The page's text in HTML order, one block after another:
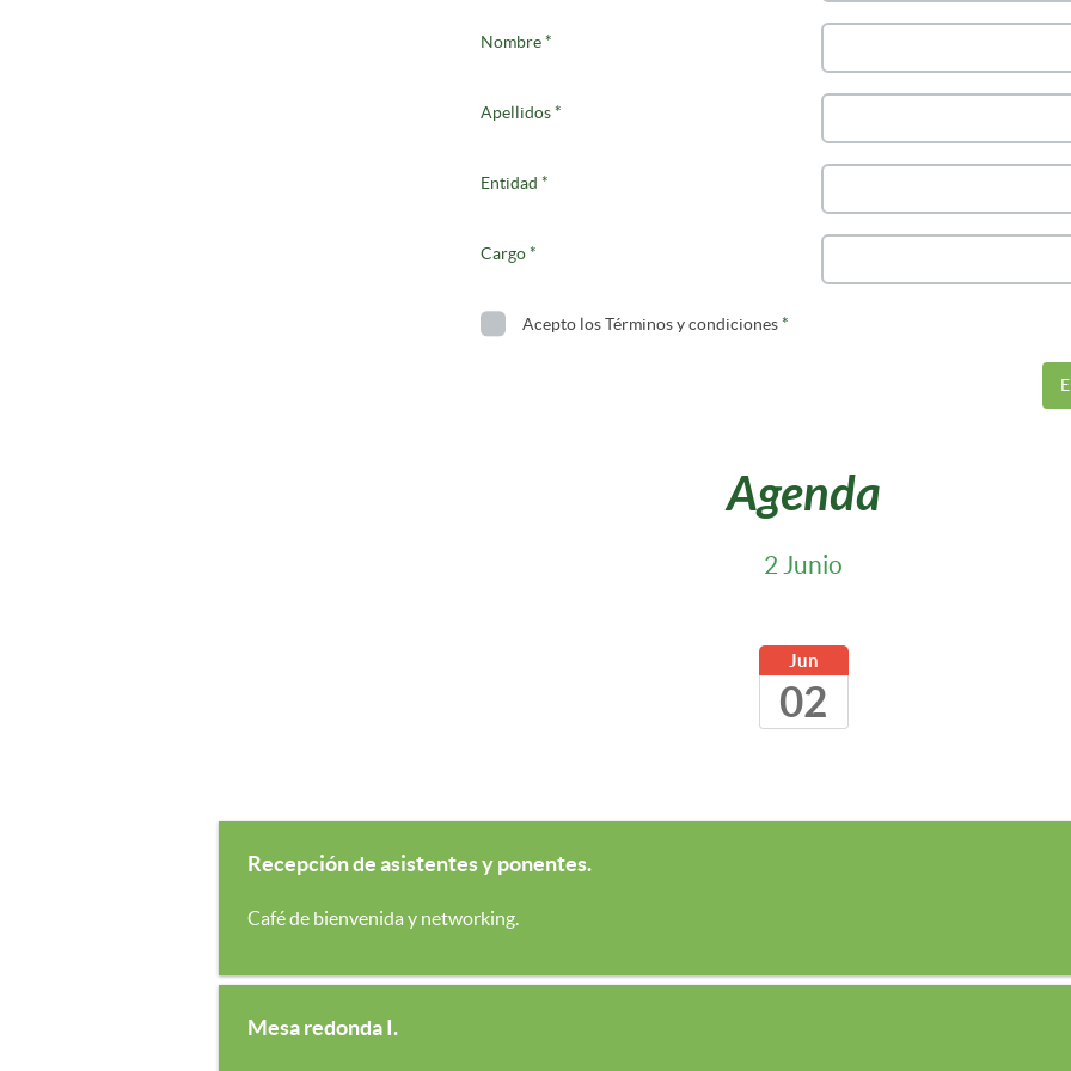
Nombre*
Apellidos*
Entidad *
Cargo*
Acepto los Términos y condiciones*
Agenda
2 Junio
Jun
02
Recepción de asistentes y ponentes.
Café de bienvenida y networking.
Mesa redonda I.